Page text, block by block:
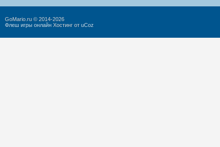
GoMario.ru © 2014-2026
Флеш игры онлайн Хостинг от uCoz